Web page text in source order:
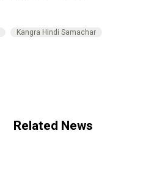
Kangra Hindi Samachar
Related News